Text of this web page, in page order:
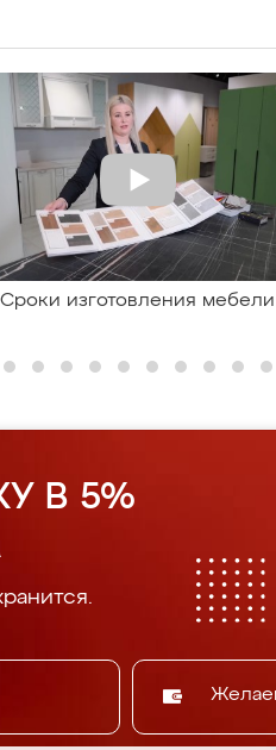
Сроки изготовления мебели
В 5%